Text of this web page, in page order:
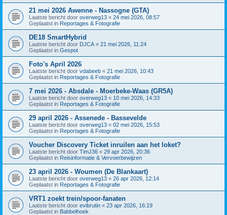
21 mei 2026 Awenne - Nassogne (GTA)
Laatste bericht door overweg13 « 24 mei 2026, 08:57
Geplaatst in Reportages & Fotografie
DE18 SmartHybrid
Laatste bericht door DJCA « 21 mei 2026, 11:24
Geplaatst in Gespot
Foto's April 2026
Laatste bericht door vdabeeb « 21 mei 2026, 10:43
Geplaatst in Reportages & Fotografie
7 mei 2026 - Absdale - Moerbeke-Waas (GR5A)
Laatste bericht door overweg13 « 10 mei 2026, 14:33
Geplaatst in Reportages & Fotografie
29 april 2026 - Assenede - Bassevelde
Laatste bericht door overweg13 « 02 mei 2026, 15:53
Geplaatst in Reportages & Fotografie
Voucher Discovery Ticket inruilen aan het loket?
Laatste bericht door TimJ36 « 29 apr 2026, 20:36
Geplaatst in Reisinformatie & Vervoerbewijzen
23 april 2026 - Woumen (De Blankaart)
Laatste bericht door overweg13 « 26 apr 2026, 12:14
Geplaatst in Reportages & Fotografie
VRT1 zoekt trein/spoor-fanaten
Laatste bericht door evibrutin « 23 apr 2026, 16:19
Geplaatst in Babbelhoek